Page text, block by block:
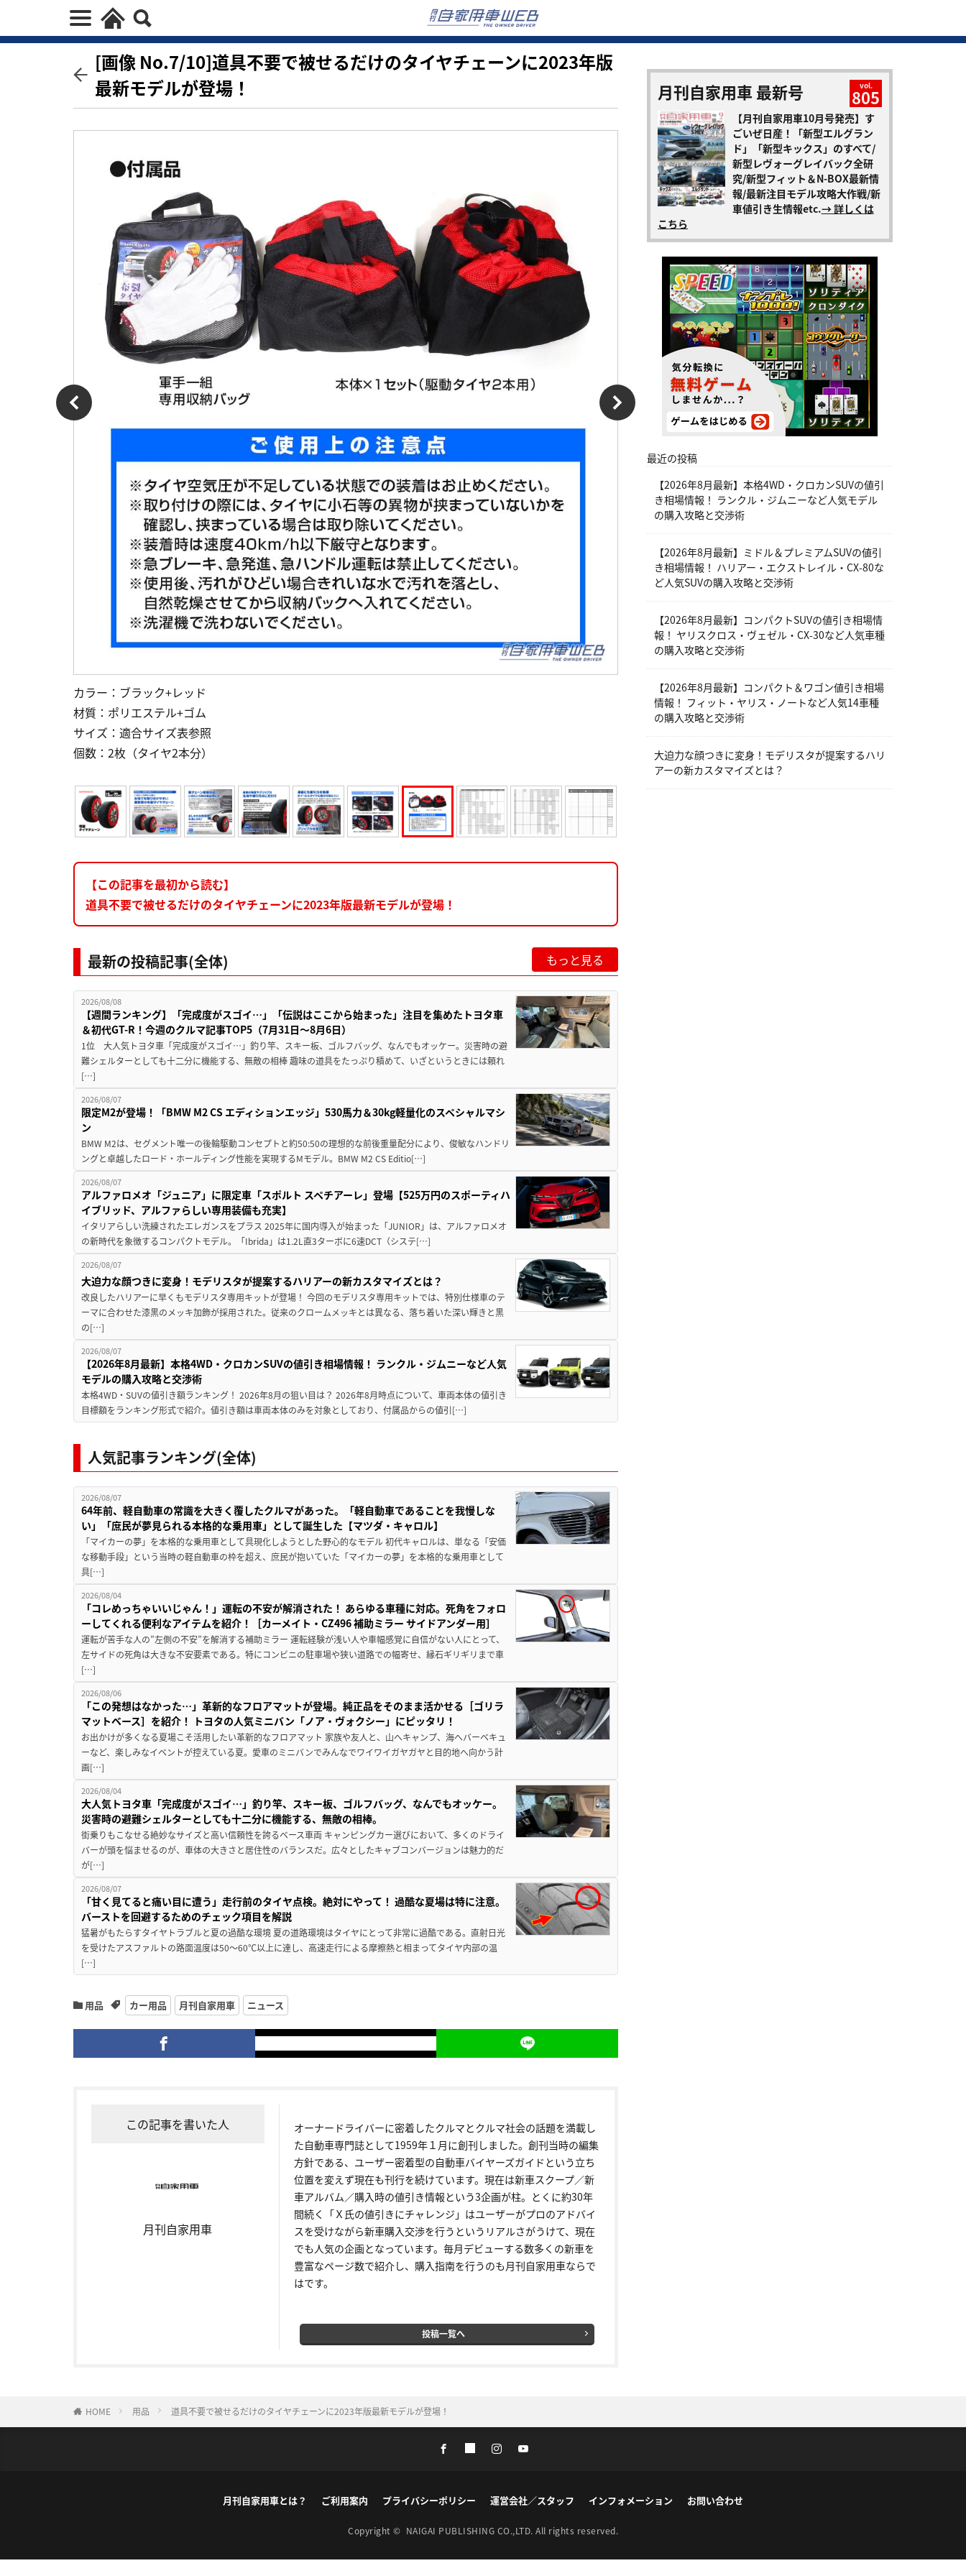
[画像 No.7/10]道具不要で被せるだけのタイヤチェーンに2023年版
最新モデルが登場！
カラー：ブラック+レッド
材質：ポリエステル+ゴム
サイズ：適合サイズ表参照
個数：2枚（タイヤ2本分）
【この記事を最初から読む】
道具不要で被せるだけのタイヤチェーンに2023年版最新モデルが登場！
最新の投稿記事(全体) もっと見る
2026/08/08
【週間ランキング】「完成度がスゴイ…」「伝説はここから始まった」注目を集めたトヨタ車
＆初代GT-R！今週のクルマ記事TOP5（7月31日〜8月6日）
1位 大人気トヨタ車「完成度がスゴイ…」釣り竿、スキー板、ゴルフバッグ、なんでもオッケー。災害時の避
難シェルターとしても十二分に機能する、無敵の相棒 趣味の道具をたっぷり積めて、いざというときには頼れ
[…]
2026/08/07
限定M2が登場！「BMW M2 CS エディションエッジ」530馬力＆30kg軽量化のスペシャルマシ
ン
BMW M2は、セグメント唯一の後輪駆動コンセプトと約50:50の理想的な前後重量配分により、俊敏なハンドリ
ングと卓越したロード・ホールディング性能を実現するMモデル。BMW M2 CS Editio[…]
2026/08/07
アルファロメオ「ジュニア」に限定車「スポルト スペチアーレ」登場【525万円のスポーティハ
イブリッド、アルファらしい専用装備も充実】
イタリアらしい洗練されたエレガンスをプラス 2025年に国内導入が始まった「JUNIOR」は、アルファロメオ
の新時代を象徴するコンパクトモデル。「Ibrida」は1.2L直3ターボに6速DCT（システ[…]
2026/08/07
大迫力な顔つきに変身！モデリスタが提案するハリアーの新カスタマイズとは？
改良したハリアーに早くもモデリスタ専用キットが登場！ 今回のモデリスタ専用キットでは、特別仕様車のテ
ーマに合わせた漆黒のメッキ加飾が採用された。従来のクロームメッキとは異なる、落ち着いた深い輝きと黒
の[…]
2026/08/07
【2026年8月最新】本格4WD・クロカンSUVの値引き相場情報！ ランクル・ジムニーなど人気
モデルの購入攻略と交渉術
本格4WD・SUVの値引き額ランキング！ 2026年8月の狙い目は？ 2026年8月時点について、車両本体の値引き
目標額をランキング形式で紹介。値引き額は車両本体のみを対象としており、付属品からの値引[…]
人気記事ランキング(全体)
2026/08/07
64年前、軽自動車の常識を大きく覆したクルマがあった。「軽自動車であることを我慢しな
い」「庶民が夢見られる本格的な乗用車」として誕生した【マツダ・キャロル】
「マイカーの夢」を本格的な乗用車として具現化しようとした野心的なモデル 初代キャロルは、単なる「安価
な移動手段」という当時の軽自動車の枠を超え、庶民が抱いていた「マイカーの夢」を本格的な乗用車として
具[…]
2026/08/04
「コレめっちゃいいじゃん！」運転の不安が解消された！ あらゆる車種に対応。死角をフォロ
ーしてくれる便利なアイテムを紹介！［カーメイト・CZ496 補助ミラー サイドアンダー用］
運転が苦手な人の”左側の不安”を解消する補助ミラー 運転経験が浅い人や車幅感覚に自信がない人にとって、
左サイドの死角は大きな不安要素である。特にコンビニの駐車場や狭い道路での幅寄せ、縁石ギリギリまで車
[…]
2026/08/06
「この発想はなかった…」革新的なフロアマットが登場。純正品をそのまま活かせる［ゴリラ
マットベース］を紹介！ トヨタの人気ミニバン「ノア・ヴォクシー」にピッタリ！
お出かけが多くなる夏場こそ活用したい革新的なフロアマット 家族や友人と、山へキャンプ、海へバーベキュ
ーなど、楽しみなイベントが控えている夏。愛車のミニバンでみんなでワイワイガヤガヤと目的地へ向かう計
画[…]
2026/08/04
大人気トヨタ車「完成度がスゴイ…」釣り竿、スキー板、ゴルフバッグ、なんでもオッケー。
災害時の避難シェルターとしても十二分に機能する、無敵の相棒。
街乗りもこなせる絶妙なサイズと高い信頼性を誇るベース車両 キャンピングカー選びにおいて、多くのドライ
バーが頭を悩ませるのが、車体の大きさと居住性のバランスだ。広々としたキャブコンバージョンは魅力的だ
が[…]
2026/08/07
「甘く見てると痛い目に遭う」走行前のタイヤ点検。絶対にやって！ 過酷な夏場は特に注意。
バーストを回避するためのチェック項目を解説
猛暑がもたらすタイヤトラブルと夏の過酷な環境 夏の道路環境はタイヤにとって非常に過酷である。直射日光
を受けたアスファルトの路面温度は50〜60℃以上に達し、高速走行による摩擦熱と相まってタイヤ内部の温
[…]
用品 カー用品 月刊自家用車 ニュース
この記事を書いた人
月刊自家用車
オーナードライバーに密着したクルマとクルマ社会の話題を満載し
た自動車専門誌として1959年１月に創刊しました。創刊当時の編集
方針である、ユーザー密着型の自動車バイヤーズガイドという立ち
位置を変えず現在も刊行を続けています。現在は新車スクープ／新
車アルバム／購入時の値引き情報という3企画が柱。とくに約30年
間続く「Ｘ氏の値引きにチャレンジ」はユーザーがプロのアドバイ
スを受けながら新車購入交渉を行うというリアルさがうけて、現在
でも人気の企画となっています。毎月デビューする数多くの新車を
豊富なページ数で紹介し、購入指南を行うのも月刊自家用車ならで
はです。
投稿一覧へ
月刊自家用車 最新号 vol.
805
【月刊自家用車10月号発売】す
ごいぜ日産！「新型エルグラン
ド」「新型キックス」のすべて/
新型レヴォーグレイバック全研
究/新型フィット＆N-BOX最新情
報/最新注目モデル攻略大作戦/新
車値引き生情報etc.→ 詳しくは
こちら
最近の投稿
【2026年8月最新】本格4WD・クロカンSUVの値引
き相場情報！ ランクル・ジムニーなど人気モデル
の購入攻略と交渉術
【2026年8月最新】ミドル＆プレミアムSUVの値引
き相場情報！ ハリアー・エクストレイル・CX-80な
ど人気SUVの購入攻略と交渉術
【2026年8月最新】コンパクトSUVの値引き相場情
報！ ヤリスクロス・ヴェゼル・CX-30など人気車種
の購入攻略と交渉術
【2026年8月最新】コンパクト＆ワゴン値引き相場
情報！ フィット・ヤリス・ノートなど人気14車種
の購入攻略と交渉術
大迫力な顔つきに変身！モデリスタが提案するハリ
アーの新カスタマイズとは？
HOME 用品 道具不要で被せるだけのタイヤチェーンに2023年版最新モデルが登場！
月刊自家用車とは？ ご利用案内 プライバシーポリシー 運営会社／スタッフ インフォメーション お問い合わせ
Copyright © NAIGAI PUBLISHING CO.,LTD. All rights reserved.